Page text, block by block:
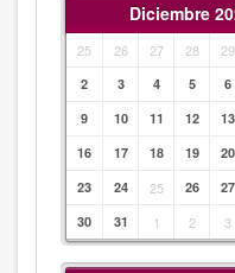
Diciembre
25 26 27 28 29
2
3 4 5 6
9
10 11 12 13
16
17 18 19 20
23
24 25 26 27
30
31 1 2 3